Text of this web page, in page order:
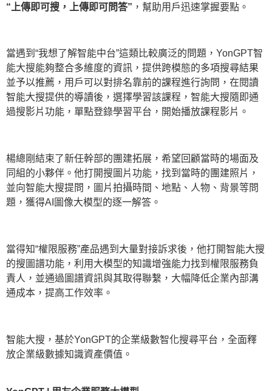
“上傳即可搜，上傳即可問答” ，幫助用戶迅速掌握要點。
當遇到“我想了解智能中台”這類比較廣泛的問題，YonGPT智
能大搜能夠整合多維度的資訊，提供跨模態的多項搜尋結果
並予以推薦，用戶可以對排名靠前的課程進行詢問，在閱讀
智能大搜提供的導讀後，選擇學習該課程，智能大搜隨即通
過搜影片功能，單點登錄學習平台，開始播放課程影片。
楊總剛結束了新任幹部的團建拓展，希望回顧當時的場面及
同組的小夥伴。他打開搜圖片功能，找到當時的團建照片，
並向智能大搜提問，圖片拍攝時間、地點、人物、背景等問
題，獲得AI圖像大模型的逐一解答。
當得知“權限服務”產品遇到大量對接訴求後，他打開智能大搜
的搜圖譜功能，利用大模型的知識增強能力找到權限服務負
責人，並通過圖譜資訊與其取得聯繫，大幅降低企業內部溝
通成本，提高工作效率。
智能大搜，基於YonGPT的企業級數智化搜尋平台，全面釋
放企業級數據知識資產價值。